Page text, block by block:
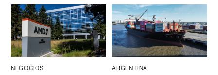
NEGOCIOS ARGENTINA